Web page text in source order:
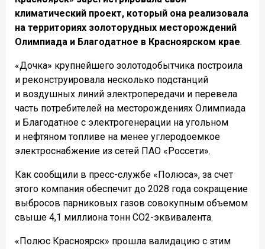
климатический проект, который она реализовала
на территориях золоторудных месторождений
Олимпиада и Благодатное в Красноярском крае.
«Дочка» крупнейшего золотодобытчика построила
и реконструировала несколько подстанций
и воздушных линий электропередачи и перевела
часть потребителей на месторождениях Олимпиада
и Благодатное с электрогенерации на угольном
и нефтяном топливе на менее углеродоемкое
электроснабжение из сетей ПАО «Россети».
Как сообщили в пресс-службе «Полюса», за счет
этого компания обеспечит до 2028 года сокращение
выбросов парниковых газов совокупным объемом
свыше 4,1 миллиона тонн CO2-эквивалента.
«Полюс Красноярск» прошла валидацию с этим